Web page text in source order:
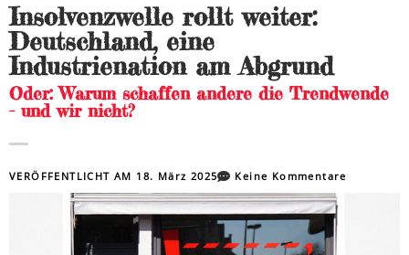
Insolvenzwelle rollt weiter:
Deutschland, eine
Industrienation am Abgrund
Oder: Warum schaffen andere die Trendwende
- und wir nicht?
VERÖFFENTLICHT AM 18. März 2025 Keine Kommentare